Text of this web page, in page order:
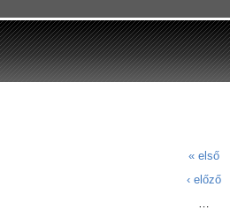
« első
‹ előző